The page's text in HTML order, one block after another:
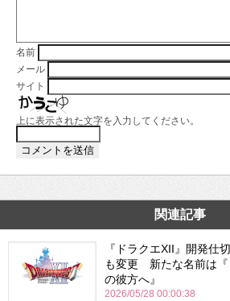
名前
メール
サイト
上に表示された文字を入力してください。
関連記事
『ドラクエXII』開発仕
も変更 新たな名前は『
の彼方へ』
2026/05/28 00:00:38